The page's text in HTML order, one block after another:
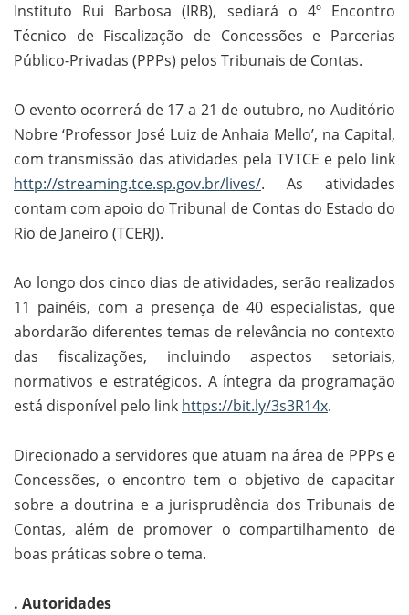
Instituto Rui Barbosa (IRB), sediará o 4º Encontro
Técnico de Fiscalização de Concessões e Parcerias
Público-Privadas (PPPs) pelos Tribunais de Contas.
O evento ocorrerá de 17 a 21 de outubro, no Auditório
Nobre ‘Professor José Luiz de Anhaia Mello’, na Capital,
com transmissão das atividades pela TVTCE e pelo link
http://streaming.tce.sp.gov.br/lives/. As atividades
contam com apoio do Tribunal de Contas do Estado do
Rio de Janeiro (TCERJ).
Ao longo dos cinco dias de atividades, serão realizados
11 painéis, com a presença de 40 especialistas, que
abordarão diferentes temas de relevância no contexto
das fiscalizações, incluindo aspectos setoriais,
normativos e estratégicos. A íntegra da programação
está disponível pelo link https://bit.ly/3s3R14x.
Direcionado a servidores que atuam na área de PPPs e
Concessões, o encontro tem o objetivo de capacitar
sobre a doutrina e a jurisprudência dos Tribunais de
Contas, além de promover o compartilhamento de
boas práticas sobre o tema.
. Autoridades